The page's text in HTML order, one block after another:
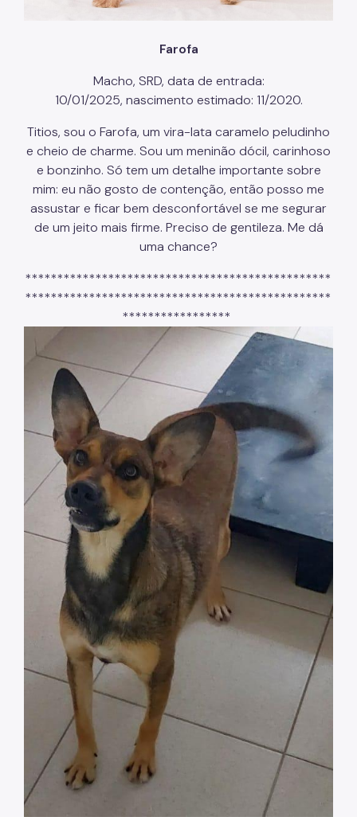
Farofa
Macho, SRD, data de entrada:
10/01/2025, nascimento estimado: 11/2020.
Titios, sou o Farofa, um vira-lata caramelo peludinho
e cheio de charme. Sou um meninão dócil, carinhoso
e bonzinho. Só tem um detalhe importante sobre
mim: eu não gosto de contenção, então posso me
assustar e ficar bem desconfortável se me segurar
de um jeito mais firme. Preciso de gentileza. Me dá
uma chance?
************************************************
************************************************
*****************